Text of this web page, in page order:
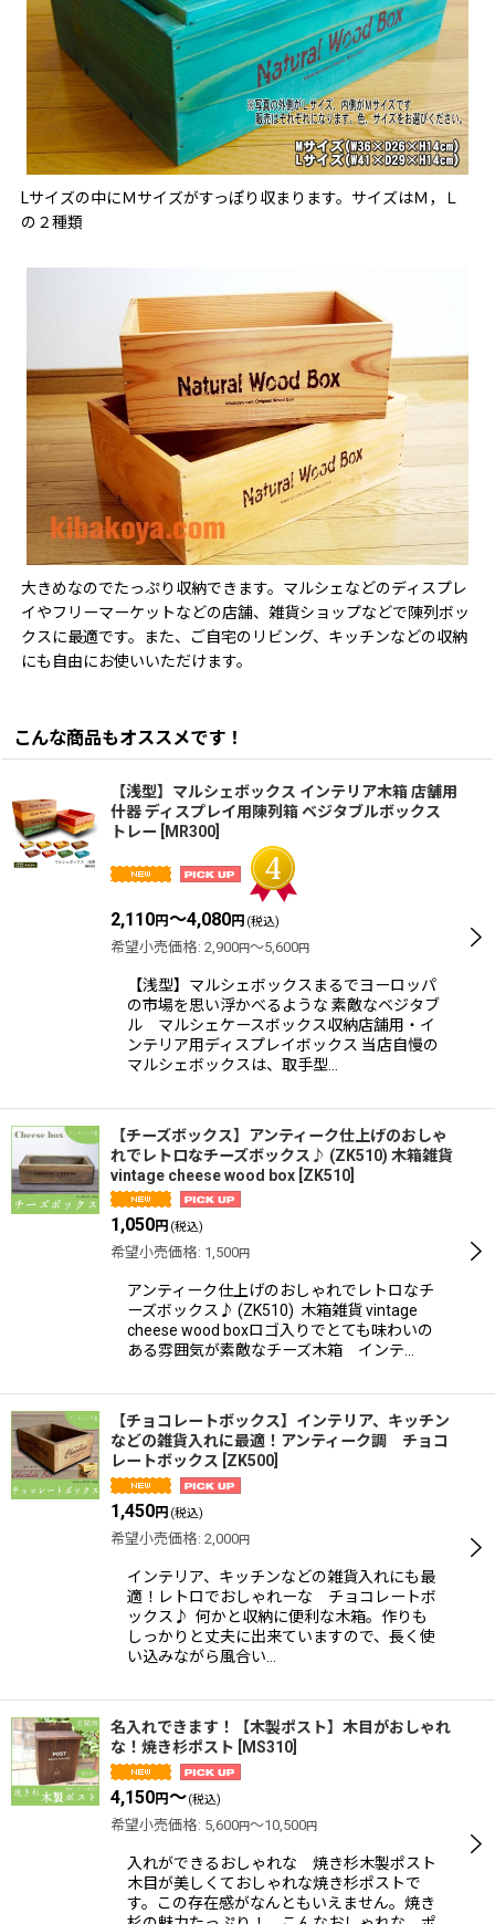
Lサイズの中にＭサイズがすっぽり収まります。サイズはＭ，Ｌ
の２種類
大きめなのでたっぷり収納できます。マルシェなどのディスプレ
イやフリーマーケットなどの店舗、雑貨ショップなどで陳列ボッ
クスに最適です。また、ご自宅のリビング、キッチンなどの収納
にも自由にお使いいただけます。
こんな商品もオススメです！
【浅型】マルシェボックス インテリア木箱 店舗用
什器 ディスプレイ用陳列箱 ベジタブルボックス
トレー [MR300]
2,110円～4,080円 (税込)
希望小売価格: 2,900円～5,600円
【浅型】マルシェボックスまるでヨーロッパ
の市場を思い浮かべるような 素敵なベジタブ
ル マルシェケースボックス収納店舗用・イ
ンテリア用ディスプレイボックス 当店自慢の
マルシェボックスは、取手型…
【チーズボックス】アンティーク仕上げのおしゃ
れでレトロなチーズボックス♪ (ZK510) 木箱雑貨
vintage cheese wood box [ZK510]
1,050円 (税込)
希望小売価格: 1,500円
アンティーク仕上げのおしゃれでレトロなチ
ーズボックス♪ (ZK510) 木箱雑貨 vintage
cheese wood boxロゴ入りでとても味わいの
ある雰囲気が素敵なチーズ木箱 インテ…
【チョコレートボックス】インテリア、キッチン
などの雑貨入れに最適！アンティーク調 チョコ
レートボックス ZK500
1,450円 (税込)
希望小売価格: 2,000円
インテリア、キッチンなどの雑貨入れにも最
適！レトロでおしゃれーな チョコレートボ
ックス♪ 何かと収納に便利な木箱。作りも
しっかりと丈夫に出来ていますので、長く使
い込みながら風合い…
名入れできます！【木製ポスト】木目がおしゃれ
な！焼き杉ポスト
MS310
4,150円～(税込)
希望小売価格: 5,600円～10,500円
入れができるおしゃれな 焼き杉木製ポスト
木目が美しくておしゃれな焼き杉ポストで
す。この存在感がなんともいえません。焼き